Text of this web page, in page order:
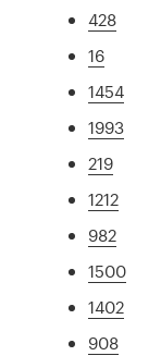
428
16
1454
1993
219
1212
982
1500
1402
908